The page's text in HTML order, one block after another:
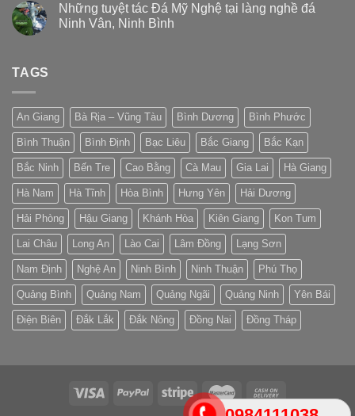
Những tuyệt tác Đá Mỹ Nghệ tại làng nghề đá
Ninh Vân, Ninh Bình
TAGS
An Giang Bà Rịa – Vũng Tàu Bình Dương Bình Phước
Bình Thuận Bình Định Bạc Liêu Bắc Giang Bắc Kạn
Bắc Ninh Bến Tre Cao Bằng Cà Mau Gia Lai Hà Giang
Hà Nam Hà Tĩnh Hòa Bình Hưng Yên Hải Dương
Hải Phòng Hậu Giang Khánh Hòa Kiên Giang Kon Tum
Lai Châu Long An Lào Cai Lâm Đồng Lạng Sơn
Nam Định Nghệ An Ninh Bình Ninh Thuận Phú Thọ
Quảng Bình Quảng Nam Quảng Ngãi Quảng Ninh Yên Bái
Điện Biên Đắk Lắk Đắk Nông Đồng Nai Đồng Tháp